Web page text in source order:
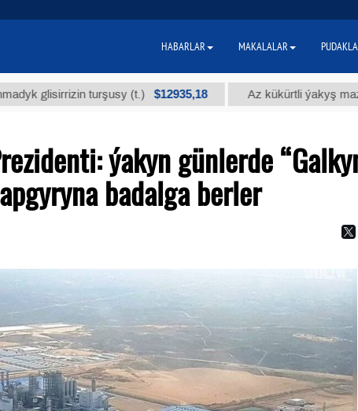
turşusy (t.) $12935,18 Az kükürtli ýakyş mazudy
ýakyn günlerde
badalga berler
HABARLAR MAKALALAR